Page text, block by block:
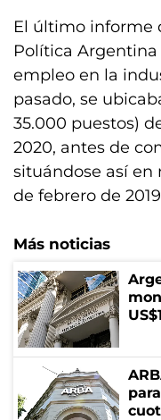
El último informe
Política Argentina
empleo en la
pasado, se
35.000 puestos)
2020, antes de
situándose así en
de febrero de
Más noticias